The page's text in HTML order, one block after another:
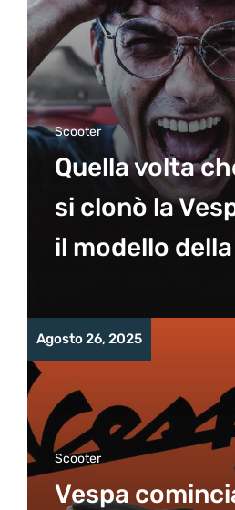
Scooter
Quella volta
si clonò la
il modello
Agosto 26, 2025
Scooter
Vespa